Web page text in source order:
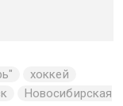
хоккей
Новосибирская